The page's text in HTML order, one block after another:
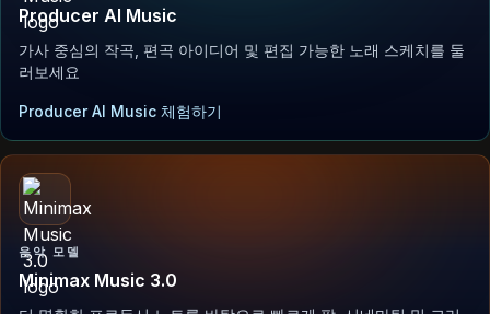
Producer AI Music
가사 중심의 작곡, 편곡 아이디어 및 편집 가능한 노래 스케치를 둘
러보세요
Producer AI Music 체험하기
음악 모델
Minimax Music 3.0